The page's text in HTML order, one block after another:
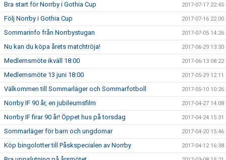
Bra start för Norrby i Gothia Cup 2017-07-17 22:45
Följ Norrby i Gothia Cup 2017-07-16 22:00
Sommarinfo från Norrbystugan 2017-07-05 14:26
Nu kan du köpa årets matchtröja! 2017-06-29 13:30
Medlemsmöte ikväll 18:00 2017-06-13 08:22
Medlemsmöte 13 juni 18:00 2017-05-29 12:11
Välkommen till Sommarläger och Sommarfotboll 2017-05-10 10:26
Norrby IF 90 år, en jubileumsfilm 2017-04-27 14:08
Norrby IF firar 90 år! Öppet hus på torsdag 2017-04-24 15:31
Sommarläger för barn och ungdomar 2017-04-20 15:46
Köp bingolotter till Påskspecialen av Norrby 2017-04-12 16:38